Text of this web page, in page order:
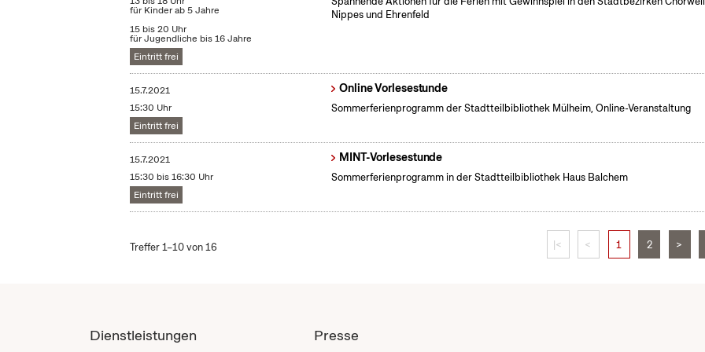
für Kinder ab 5 Jahre
15 bis 20 Uhr
für Jugendliche bis 16 Jahre
Eintritt frei
Nippes und Ehrenfeld
15.7.2021
15:30 Uhr
Eintritt frei
Online Vorlesestunde
Sommerferienprogramm der Stadtteilbibliothek Mülheim, Online-Veranstaltung
15.7.2021
15:30 bis 16:30 Uhr
Eintritt frei
MINT-Vorlesestunde
Sommerferienprogramm in der Stadtteilbibliothek Haus Balchem
Treffer 1–10 von 16 |< < 1 2 >
Dienstleistungen Presse